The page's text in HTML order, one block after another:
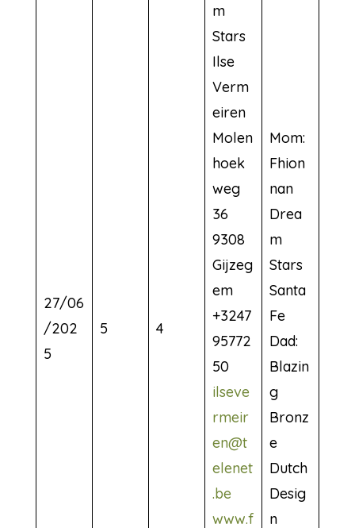
27/06
/202
5
5 4
m
Stars
Ilse
Verm
eiren
Molen
hoek
weg
36
9308
Gijzeg
em
+3247
95772
50
ilseve
rmeir
en@t
elenet
.be
www.f
Mom:
Fhion
nan
Drea
m
Stars
Santa
Fe
Dad:
Blazin
g
Bronz
e
Dutch
Desig
n